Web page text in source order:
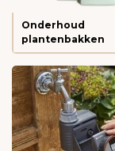
Onderhoud
plantenbakken